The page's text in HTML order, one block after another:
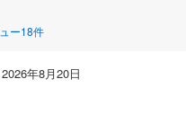
ー18件
年8月20日